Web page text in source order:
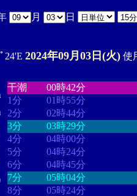
月 日
24'E 2024年09月03日(火) 使
干潮
00時42分
1分
01時55分
2分
02時44分
3分
03時29分
4分
04時00分
5分
04時24分
6分
04時45分
7分
05時04分
8分
05時24分